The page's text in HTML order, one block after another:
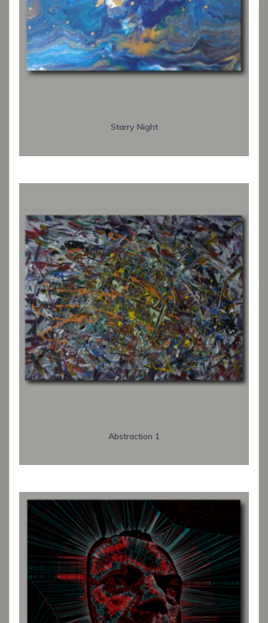
Starry Night
Abstraction 1